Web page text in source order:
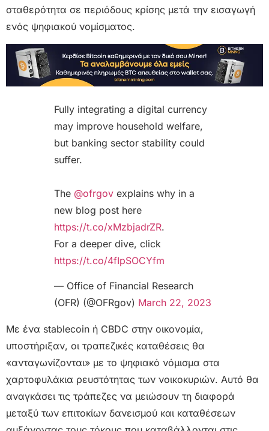
σταθερότητα σε περιόδους κρίσης μετά την εισαγωγή
ενός ψηφιακού νομίσματος.
Fully integrating a digital currency
may improve household welfare,
but banking sector stability could
suffer.
The @ofrgov explains why in a
new blog post here
https://t.co/xMzbjadrZR.
For a deeper dive, click
https://t.co/4fIpSOCYfm
— Office of Financial Research
(OFR) (@OFRgov) March 22, 2023
Με ένα stablecoin ή CBDC στην οικονομία,
υποστήριξαν, οι τραπεζικές καταθέσεις θα
«ανταγωνίζονται» με το ψηφιακό νόμισμα στα
χαρτοφυλάκια ρευστότητας των νοικοκυριών. Αυτό θα
αναγκάσει τις τράπεζες να μειώσουν τη διαφορά
μεταξύ των επιτοκίων δανεισμού και καταθέσεων